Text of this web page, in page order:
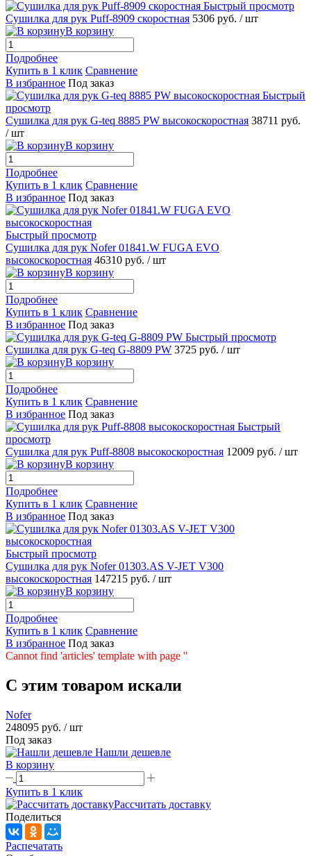
Быстрый просмотр
Сушилка для рук Puff-8909 скоростная 5306 руб. / шт
В корзину
Подробнее
Купить в 1 клик Сравнение
В избранное Под заказ
Быстрый
просмотр
Сушилка для рук G-teq 8885 PW высокоскоростная 38711 руб.
/ шт
В корзину
Подробнее
Купить в 1 клик Сравнение
В избранное Под заказ
Быстрый просмотр
Сушилка для рук Nofer 01841.W FUGA EVO
высокоскоростная 46310 руб. / шт
В корзину
Подробнее
Купить в 1 клик Сравнение
В избранное Под заказ
Быстрый просмотр
Сушилка для рук G-teq G-8809 PW 3725 руб. / шт
В корзину
Подробнее
Купить в 1 клик Сравнение
В избранное Под заказ
Быстрый
просмотр
Сушилка для рук Puff-8808 высокоскоростная 12009 руб. / шт
В корзину
Подробнее
Купить в 1 клик Сравнение
В избранное Под заказ
Быстрый просмотр
Сушилка для рук Nofer 01303.AS V-JET V300
высокоскоростная 147215 руб. / шт
В корзину
Подробнее
Купить в 1 клик Сравнение
В избранное Под заказ
Cannot find 'articles' template with page ''
C этим товаром искали
Nofer
248095 руб. / шт
Под заказ
Нашли дешевле
В корзину
Купить в 1 клик
Рассчитать доставку
Поделиться
Распечатать